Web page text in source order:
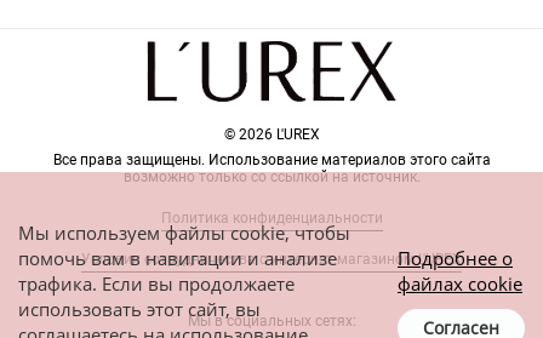
© 2026 L'UREX
Все права защищены. Использование материалов этого сайта
возможно только со ссылкой на источник.
Политика конфиденциальности
Условия сотрудничества с интернет-магазином L'UREX
Мы в социальных сетях:
Мы используем файлы cookie, чтобы
помочь вам в навигации и анализе
трафика. Если вы продолжаете
использовать этот сайт, вы
Подробнее о
файлах cookie
Согласен